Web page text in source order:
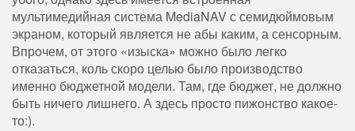
мультимедийная система MediaNAV с семидюймовым
экраном, который является не абы каким, а сенсорным.
Впрочем, от этого «изыска» можно было легко
отказаться, коль скоро целью было производство
именно бюджетной модели. Там, где бюджет, не должно
быть ничего лишнего. А здесь просто пижонство какое-
то:).